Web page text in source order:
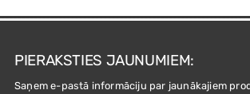
PIERAKSTIES JAUNUMIEM:
Saņem e-pastā informāciju par jaunākajiem